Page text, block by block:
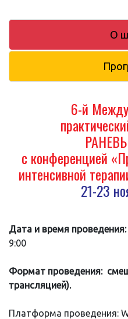
О
6-й
с конференцией
интенсивной
21-23
Дата и время проведения:
9:00
Формат проведения:
трансляцией).
Платформа проведения: